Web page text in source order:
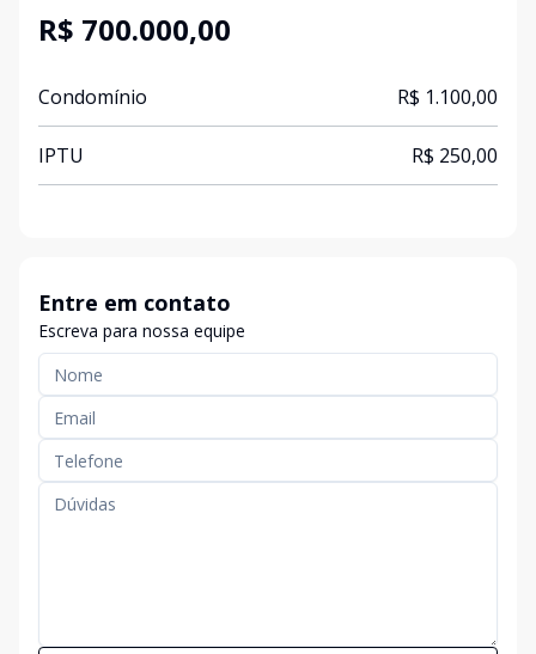
R$ 700.000,00
Condomínio R$ 1.100,00
IPTU R$ 250,00
Entre em contato
Escreva para nossa equipe